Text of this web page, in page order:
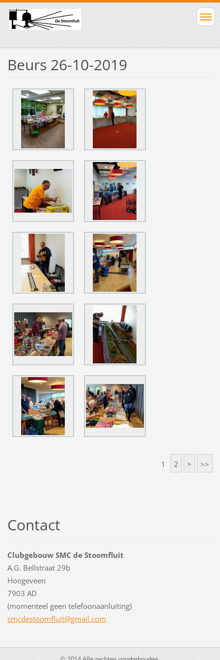
Beurs 26-10-2019
1 2 > >>
Contact
Clubgebouw SMC de Stoomfluit
A.G. Bellstraat 29b
Hoogeveen
7903 AD
(momenteel geen telefoonaanluiting)
smcdestoomfluit@gmail.com